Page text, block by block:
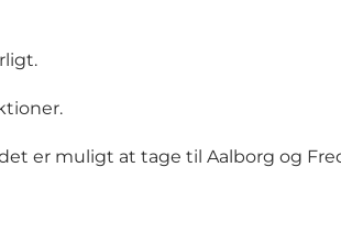
er muligt at tage til Aalborg og